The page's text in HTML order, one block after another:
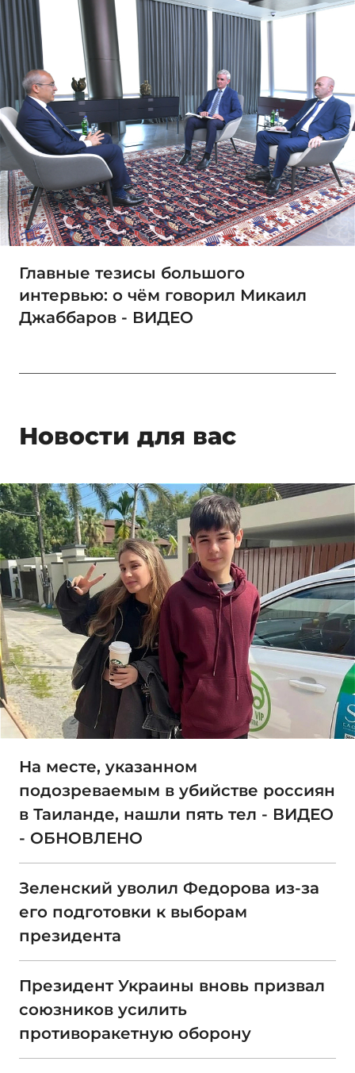
Главные тезисы большого
интервью: о чём говорил Микаил
Джаббаров - ВИДЕО
Новости для вас
На месте, указанном
подозреваемым в убийстве россиян
в Таиланде, нашли пять тел - ВИДЕО
- ОБНОВЛЕНО
Зеленский уволил Федорова из-за
его подготовки к выборам
президента
Президент Украины вновь призвал
союзников усилить
противоракетную оборону